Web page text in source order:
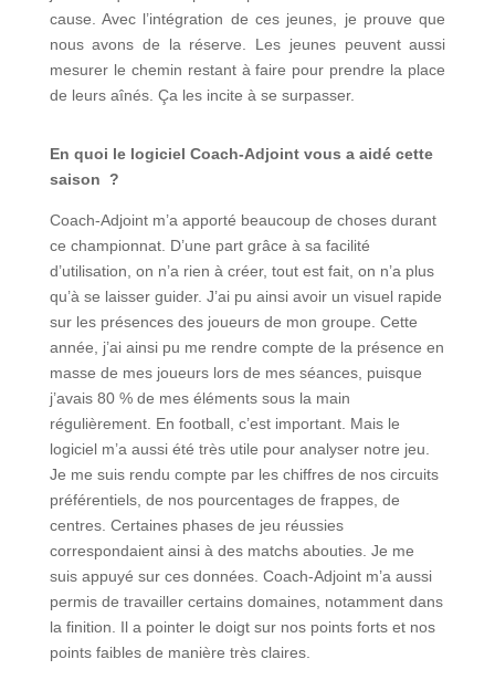
cause. Avec l’intégration de ces jeunes, je prouve que
nous avons de la réserve. Les jeunes peuvent aussi
mesurer le chemin restant à faire pour prendre la place
de leurs aînés. Ça les incite à se surpasser.
En quoi le logiciel Coach-Adjoint vous a aidé cette
saison ?
Coach-Adjoint m’a apporté beaucoup de choses durant
ce championnat. D’une part grâce à sa facilité
d’utilisation, on n’a rien à créer, tout est fait, on n’a plus
qu’à se laisser guider. J’ai pu ainsi avoir un visuel rapide
sur les présences des joueurs de mon groupe. Cette
année, j’ai ainsi pu me rendre compte de la présence en
masse de mes joueurs lors de mes séances, puisque
j’avais 80 % de mes éléments sous la main
régulièrement. En football, c’est important. Mais le
logiciel m’a aussi été très utile pour analyser notre jeu.
Je me suis rendu compte par les chiffres de nos circuits
préférentiels, de nos pourcentages de frappes, de
centres. Certaines phases de jeu réussies
correspondaient ainsi à des matchs abouties. Je me
suis appuyé sur ces données. Coach-Adjoint m’a aussi
permis de travailler certains domaines, notamment dans
la finition. Il a pointer le doigt sur nos points forts et nos
points faibles de manière très claires.